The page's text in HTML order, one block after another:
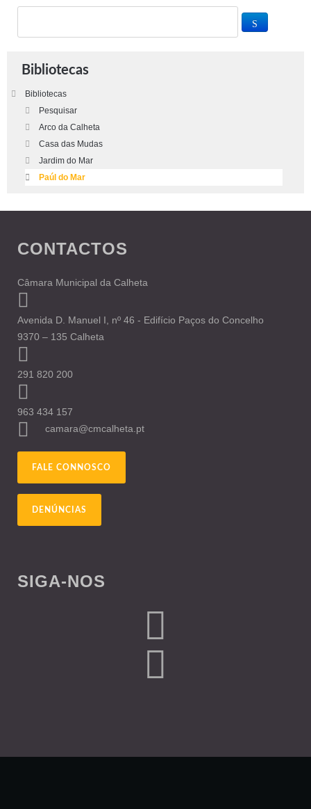
Bibliotecas
Bibliotecas
Pesquisar
Arco da Calheta
Casa das Mudas
Jardim do Mar
Paúl do Mar
CONTACTOS
Câmara Municipal da Calheta
Avenida D. Manuel I, nº 46 - Edifício Paços do Concelho
9370 – 135 Calheta
291 820 200
963 434 157
camara@cmcalheta.pt
FALE CONNOSCO
DENÚNCIAS
SIGA-NOS